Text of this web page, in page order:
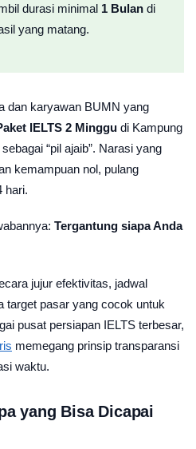
durasi minimal 1 Bulan di
yang matang.
dan karyawan BUMN yang
IELTS 2 Minggu di Kampung
“pil ajaib”. Narasi yang
kemampuan nol, pulang
hari.
Tergantung siapa Anda
jujur efektivitas, jadwal
target pasar yang cocok untuk
pusat persiapan IELTS terbesar,
memegang prinsip transparansi
waktu.
yang Bisa Dicapai